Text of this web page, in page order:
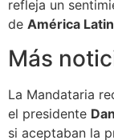
refleja un
de América
Más
La Mandataria
el presidente
si aceptaban la